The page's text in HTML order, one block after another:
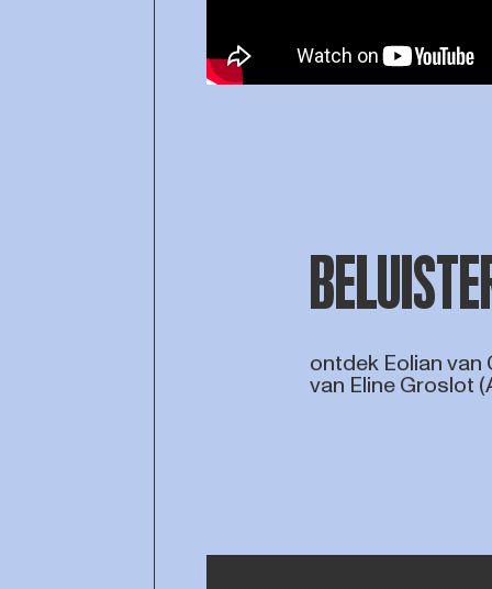
ontdek Eolian
van Eline Groslot